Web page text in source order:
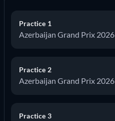
Practice 1
Azerbaijan Grand Prix 2026
Practice 2
Azerbaijan Grand Prix 2026
Practice 3